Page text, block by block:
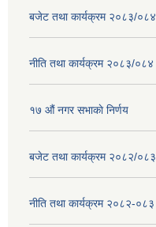
बजेट तथा कार्यक्रम २०८३/०८४
नीति तथा कार्यक्रम २०८३/०८४
१७ ‌‍औं नगर सभाकाे निर्णय
बजेट तथा कार्यक्रम २०८२/०८३
नीति तथा कार्यक्रम २०८२-०८३